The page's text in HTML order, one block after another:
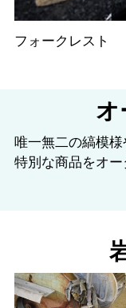
フォークレスト
オ
唯一無二の縞模
特別な商品をオー